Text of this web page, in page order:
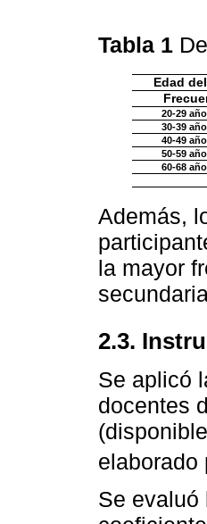
Tabla 1
Edad
20-29
30-39
40-49
50-59
60-68
Además,
la mayor
2.3.
Se aplicó
docentes
elaborado
Se evaluó